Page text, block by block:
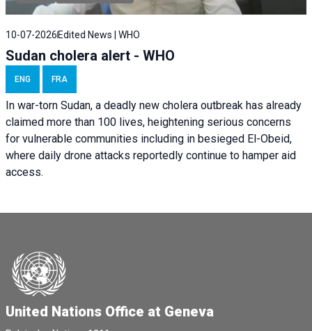
10-07-2026 Edited News | WHO
Sudan cholera alert - WHO
ENG FRA
In war-torn Sudan, a deadly new cholera outbreak has already
claimed more than 100 lives, heightening serious concerns
for vulnerable communities including in besieged El-Obeid,
where daily drone attacks reportedly continue to hamper aid
access.
United Nations Office at Geneva